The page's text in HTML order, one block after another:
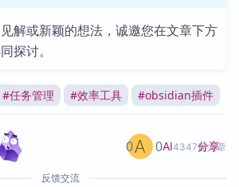
解或新颖的想法，诚邀您在文章下方
探讨。
#任务管理 #效率工具 #obsidian插件
AI4347篇文章
0 0 分享
反馈交流